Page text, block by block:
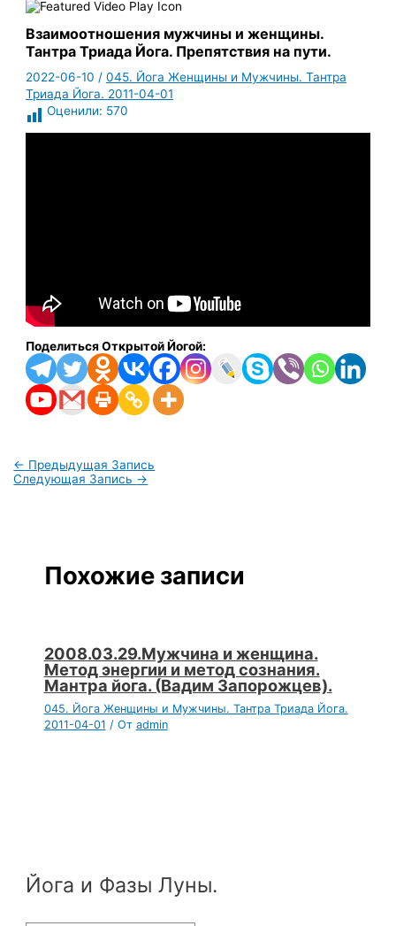
Взаимоотношения мужчины и женщины.
Тантра Триада Йога. Препятствия на пути.
2022-06-10/045. Йога Женщины и Мужчины. Тантра
Триада Йога. 2011-04-01
Оценили: 570
Поделиться Открытой Йогой:
← Предыдущая Запись
Следующая Запись →
Похожие записи
2008.03.29.Мужчина и женщина.
Метод энергии и метод сознания.
Мантра йога. (Вадим Запорожцев).
045. Йога Женщины и Мужчины. Тантра Триада Йога.
2011-04-01 / От admin
Йога и Фазы Луны.